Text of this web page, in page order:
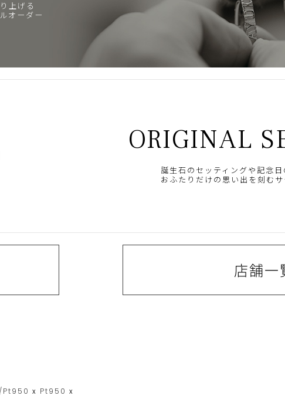
上げる
オーダー
ORIGINAL
誕生石のセッティングや記念日
おふたりだけの思い出を刻むサ
店舗一
Pt950 x Pt950 x